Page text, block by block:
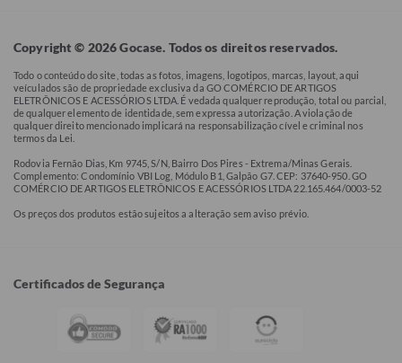
Copyright © 2026 Gocase. Todos os direitos reservados.
Todo o conteúdo do site, todas as fotos, imagens, logotipos, marcas, layout, aqui
veículados são de propriedade exclusiva da GO COMÉRCIO DE ARTIGOS
ELETRÔNICOS E ACESSÓRIOS LTDA. É vedada qualquer reprodução, total ou parcial,
de qualquer elemento de identidade, sem expressa autorização. A violação de
qualquer direito mencionado implicará na responsabilização cível e criminal nos
termos da Lei.
Rodovia Fernão Dias, Km 9745, S/N, Bairro Dos Pires - Extrema/Minas Gerais.
Complemento: Condomínio VBI Log, Módulo B1, Galpão G7. CEP: 37640-950. GO
COMÉRCIO DE ARTIGOS ELETRÔNICOS E ACESSÓRIOS LTDA 22.165.464/0003-52
Os preços dos produtos estão sujeitos a alteração sem aviso prévio.
Certificados de Segurança